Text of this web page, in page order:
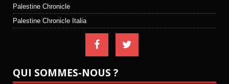
Palestine Chronicle
Palestine Chronicle Italia
QUI SOMMES-NOUS ?